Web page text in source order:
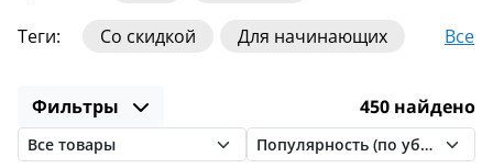
DR Strings
Dean Markley
Galli
La Bella
Markbass
Pyramid
Теги: Все
Со скидкой
Для начинающих
11-50
11-52
Elixir 11-52
Elixir 12-53
Фильтры 450 найдено